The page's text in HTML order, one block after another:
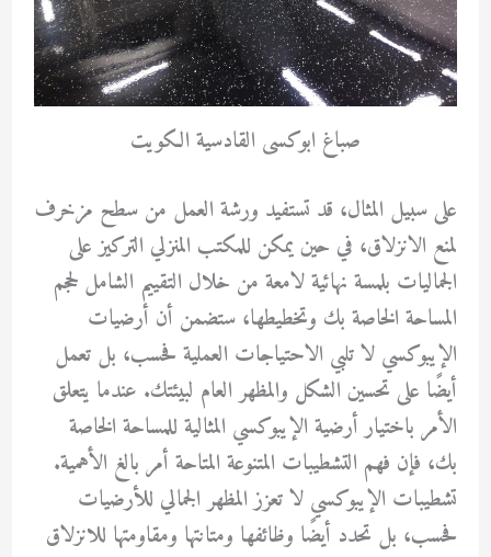
صباغ ابوكسى القادسية الكويت
على سبيل المثال، قد تستفيد ورشة العمل من سطح مزخرف
لمنع الانزلاق، في حين يمكن للمكتب المنزلي التركيز على
الجماليات بلمسة نهائية لامعة من خلال التقييم الشامل لحجم
المساحة الخاصة بك وتخطيطها، ستضمن أن أرضيات
الإيبوكسي لا تلبي الاحتياجات العملية فحسب، بل تعمل
أيضًا على تحسين الشكل والمظهر العام لبيئتك. عندما يتعلق
الأمر باختيار أرضية الإيبوكسي المثالية للمساحة الخاصة
بك، فإن فهم التشطيبات المتنوعة المتاحة أمر بالغ الأهمية.
تشطيبات الإيبوكسي لا تعزز المظهر الجمالي للأرضيات
فحسب، بل تحدد أيضًا وظائفها ومتانتها ومقاومتها للانزلاق